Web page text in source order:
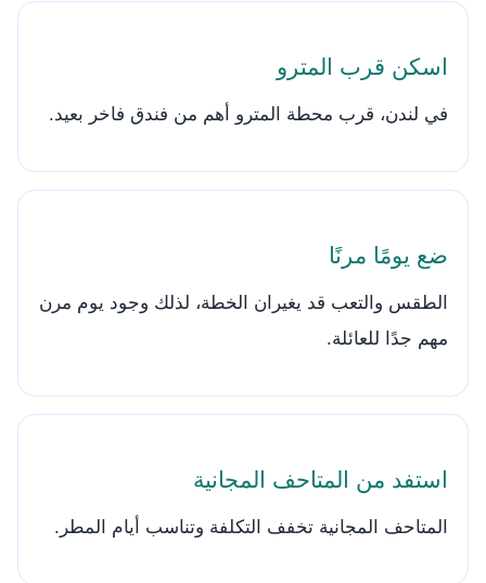
اسكن قرب المترو
في لندن، قرب محطة المترو أهم من فندق فاخر بعيد.
ضع يومًا مرنًا
الطقس والتعب قد يغيران الخطة، لذلك وجود يوم مرن
مهم جدًا للعائلة.
استفد من المتاحف المجانية
المتاحف المجانية تخفف التكلفة وتناسب أيام المطر.